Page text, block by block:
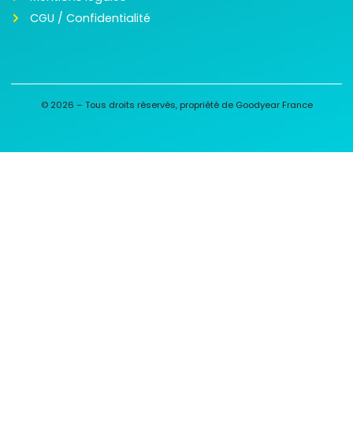
CGU / Confidentialité
© 2026 – Tous droits réservés, propriété de Goodyear France